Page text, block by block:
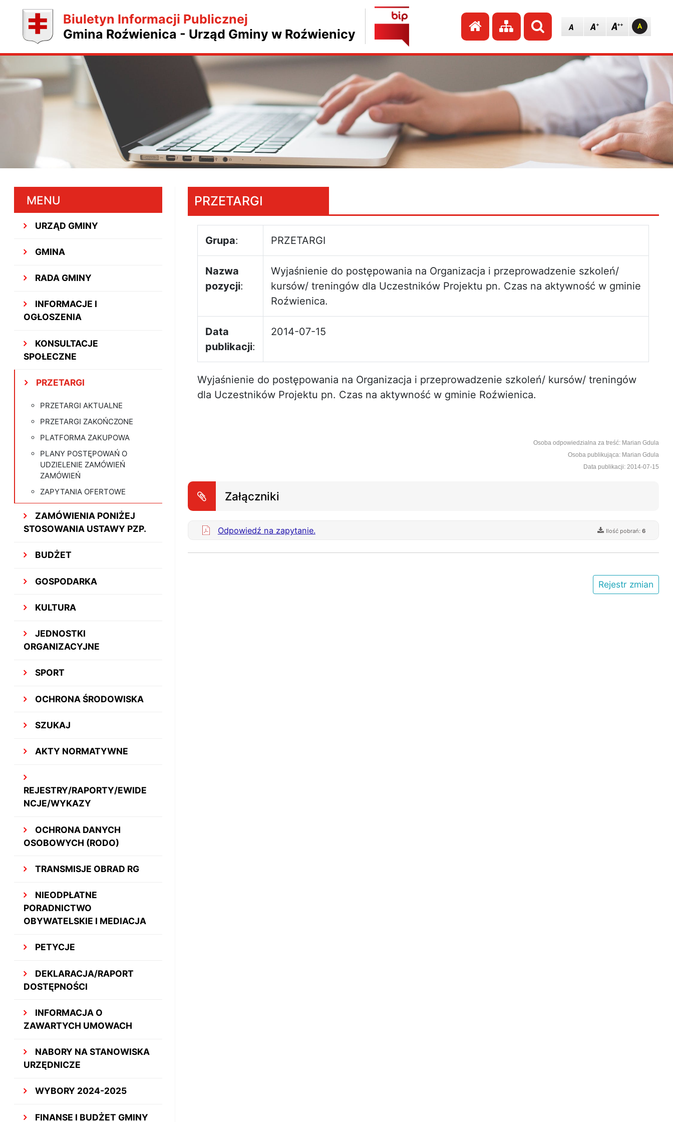
Biuletyn Informacji Publicznej
Gmina Roźwienica - Urząd Gminy w Roźwienicy
Przejdź do strony głównej
Przejdź do mapy strony
Szukaj
MENU
URZĄD GMINY
GMINA
RADA GMINY
INFORMACJE I
OGŁOSZENIA
KONSULTACJE
SPOŁECZNE
PRZETARGI
PRZETARGI AKTUALNE
PRZETARGI ZAKOŃCZONE
PLATFORMA ZAKUPOWA
PLANY POSTĘPOWAŃ O
UDZIELENIE ZAMÓWIEŃ
ZAMÓWIEŃ
ZAPYTANIA OFERTOWE
ZAMÓWIENIA PONIŻEJ
STOSOWANIA USTAWY PZP.
BUDŻET
GOSPODARKA
KULTURA
JEDNOSTKI
ORGANIZACYJNE
SPORT
OCHRONA ŚRODOWISKA
SZUKAJ
AKTY NORMATYWNE
REJESTRY/RAPORTY/EWIDE
NCJE/WYKAZY
OCHRONA DANYCH
OSOBOWYCH (RODO)
TRANSMISJE OBRAD RG
NIEODPŁATNE
PORADNICTWO
OBYWATELSKIE I MEDIACJA
PETYCJE
DEKLARACJA/RAPORT
DOSTĘPNOŚCI
INFORMACJA O
ZAWARTYCH UMOWACH
NABORY NA STANOWISKA
URZĘDNICZE
WYBORY 2024-2025
FINANSE I BUDŻET GMINY
PRZETARGI
Grupa: PRZETARGI
Nazwa
pozycji:
Wyjaśnienie do postępowania na Organizacja i przeprowadzenie szkoleń/
kursów/ treningów dla Uczestników Projektu pn. Czas na aktywność w gminie
Roźwienica.
Data
publikacji:
2014-07-15
Wyjaśnienie do postępowania na Organizacja i przeprowadzenie szkoleń/ kursów/ treningów
dla Uczestników Projektu pn. Czas na aktywność w gminie Roźwienica.
Osoba odpowiedzialna za treść: Marian Gdula
Osoba publikująca: Marian Gdula
Data publikacji: 2014-07-15
Załączniki
Odpowiedź na zapytanie. Ilość pobrań:6
Rejestr zmian